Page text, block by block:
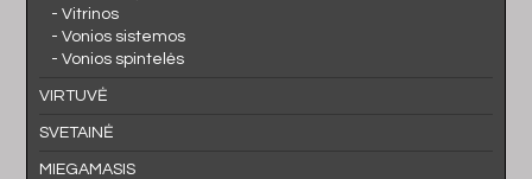
- Vitrinos
- Vonios sistemos
- Vonios spintelės
VIRTUVĖ
SVETAINĖ
MIEGAMASIS